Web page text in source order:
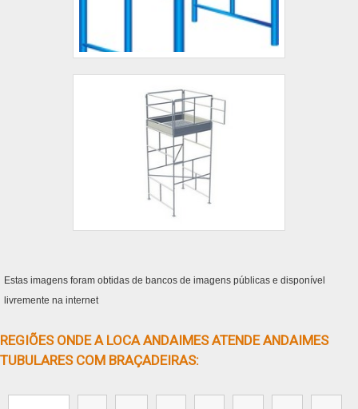
Estas imagens foram obtidas de bancos de imagens públicas e disponível
livremente na internet
REGIÕES ONDE A LOCA ANDAIMES ATENDE ANDAIMES
TUBULARES COM BRAÇADEIRAS: